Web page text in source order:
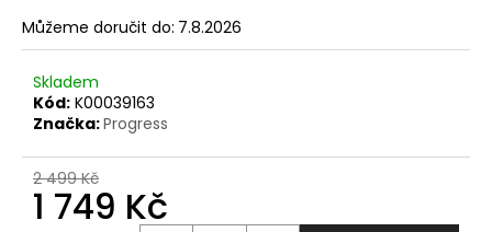
Můžeme doručit do: 7.8.2026
Skladem
Kód: K00039163
Značka:Progress
2 499 Kč
1 749 Kč
o
p
u
č
u